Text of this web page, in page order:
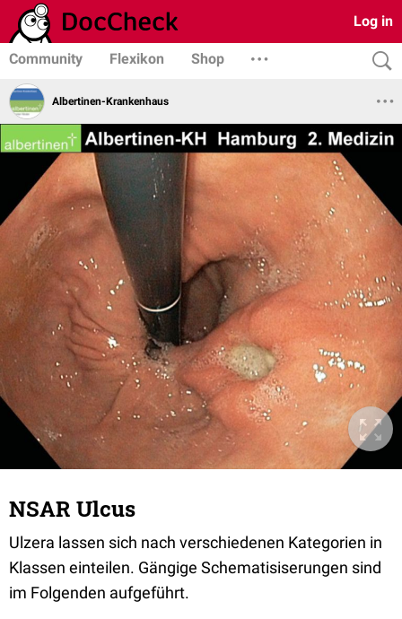
Log in
Community Flexikon Shop
Albertinen-Krankenhaus
NSAR Ulcus
Ulzera lassen sich nach verschiedenen Kategorien in
Klassen einteilen. Gängige Schematisiserungen sind
im Folgenden aufgeführt.